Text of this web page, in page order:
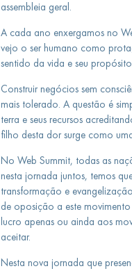
assembleia geral.
A cada ano enxergamos no
vejo o ser humano como
sentido da vida e seu
Construir negócios sem
mais tolerado. A questão é
terra e seus recursos
filho desta dor surge como
No Web Summit, todas as
nesta jornada juntos, temos
transformação e
de oposição a este
lucro apenas ou ainda aos
aceitar.
Nesta nova jornada que